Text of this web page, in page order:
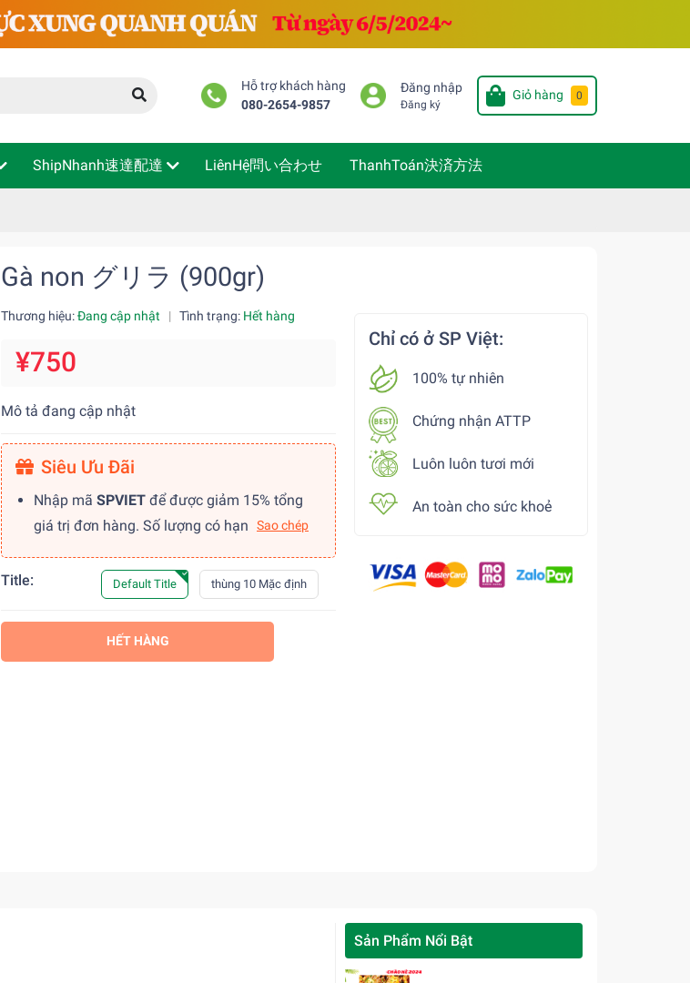
Hỗ trợ khách hàng
080-2654-9857
Đăng nhập
Đăng ký
Giỏ hàng 0
ShipNhanh速達配達 LiênHệ問い合わせ ThanhToán決済方法
Gà non グリラ (900gr)
Thương hiệu:Đang cập nhật | Tình trạng: Hết hàng
¥750
Mô tả đang cập nhật
Siêu Ưu Đãi
Nhập mã SPVIET để được giảm 15% tổng
giá trị đơn hàng. Số lượng có hạn
Sao chép
Title: Default Title thùng 10 Mặc định
HẾT HÀNG
Chỉ có ở SP Việt:
100% tự nhiên
Chứng nhận ATTP
Luôn luôn tươi mới
An toàn cho sức khoẻ
Sản Phẩm Nổi Bật